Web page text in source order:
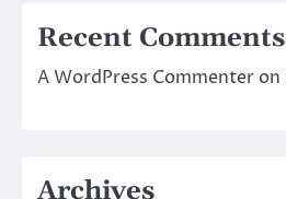
Recent Comments
A WordPress Commenter on
Archives